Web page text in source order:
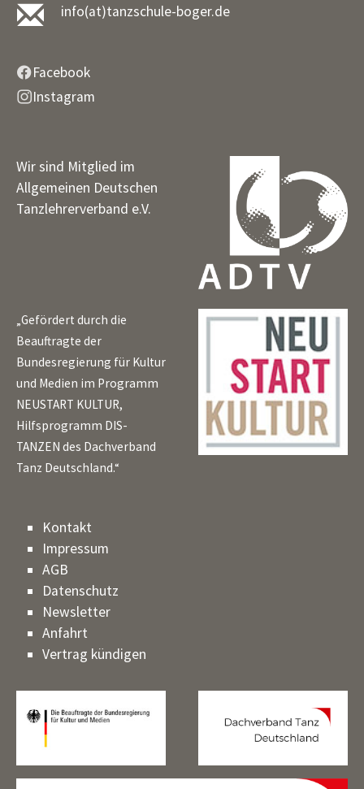
info(at)tanzschule-boger.de
Facebook
Instagram
Wir sind Mitglied im
Allgemeinen Deutschen
Tanzlehrerverband e.V.
„Gefördert durch die
Beauftragte der
Bundesregierung für Kultur
und Medien im Programm
NEUSTART KULTUR,
Hilfsprogramm DIS-
TANZEN des Dachverband
Tanz Deutschland.“
Kontakt
Impressum
AGB
Datenschutz
Newsletter
Anfahrt
Vertrag kündigen